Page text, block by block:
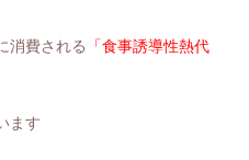
消費される
「食事誘導性熱代
ます